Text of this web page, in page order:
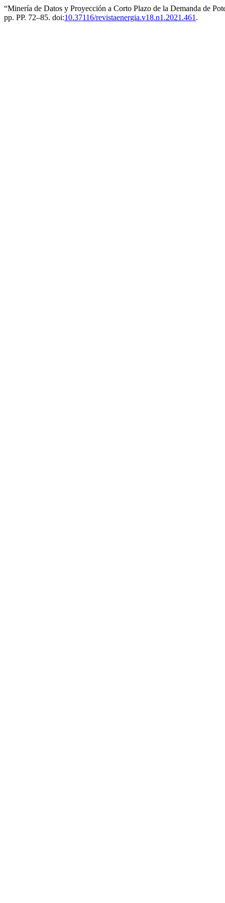
“Minería de Datos y Proyección a Corto Plazo de la Demanda de
pp. PP. 72–85. doi:10.37116/revistaenergia.v18.n1.2021.461 .